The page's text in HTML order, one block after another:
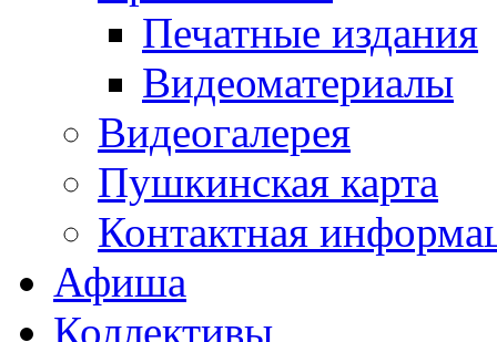
Печатные издания
Видеоматериалы
Видеогалерея
Пушкинская карта
Контактная
Афиша
Коллективы